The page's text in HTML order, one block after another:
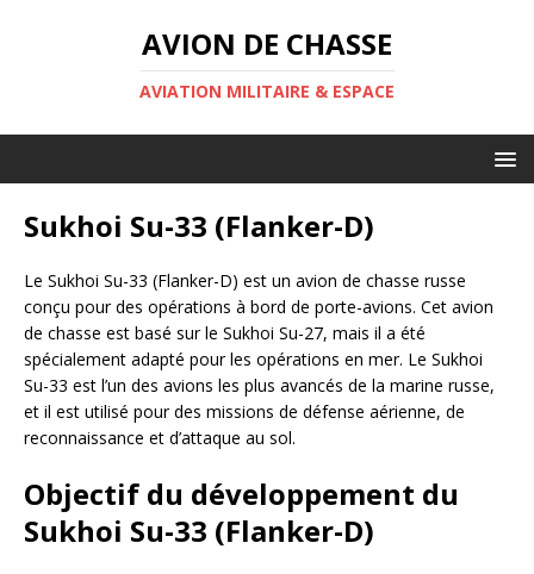
AVION DE CHASSE
AVIATION MILITAIRE & ESPACE
Sukhoi Su-33 (Flanker-D)
Le Sukhoi Su-33 (Flanker-D) est un avion de chasse russe
conçu pour des opérations à bord de porte-avions. Cet avion
de chasse est basé sur le Sukhoi Su-27, mais il a été
spécialement adapté pour les opérations en mer. Le Sukhoi
Su-33 est l’un des avions les plus avancés de la marine russe,
et il est utilisé pour des missions de défense aérienne, de
reconnaissance et d’attaque au sol.
Objectif du développement du
Sukhoi Su-33 (Flanker-D)